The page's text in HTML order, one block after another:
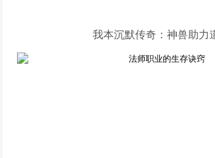
我本沉默传奇：神兽助力